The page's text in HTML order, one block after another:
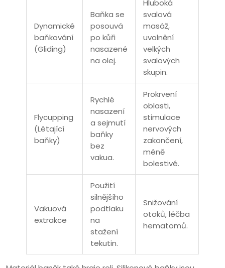
Dynamické
baňkování
(Gliding)
Baňka se
posouvá
po kůři
nasazené
na olej.
Hluboká
svalová
masáž,
uvolnění
velkých
svalových
skupin.
Flycupping
(Létající
baňky)
Rychlé
nasazení
a sejmutí
baňky
bez
vakua.
Prokrvení
oblasti,
stimulace
nervových
zakončení,
méně
bolestivé.
Vakuová
extrakce
Použití
silnějšího
podtlaku
na
stažení
tekutin.
Snižování
otoků, léčba
hematomů.